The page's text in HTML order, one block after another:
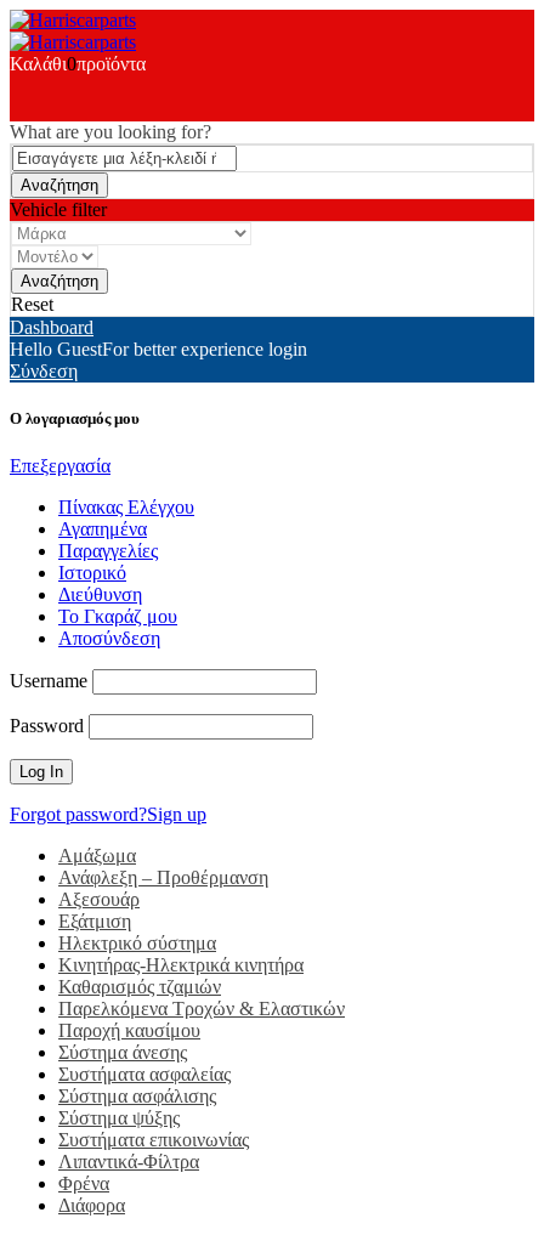
Καλάθι0προϊόντα
What are you looking for?
Vehicle filter
Reset
Dashboard
Hello GuestFor better experience login
Σύνδεση
Ο λογαριασμός μου
Επεξεργασία
Πίνακας Ελέγχου
Αγαπημένα
Παραγγελίες
Ιστορικό
Διεύθυνση
Το Γκαράζ μου
Αποσύνδεση
Username
Password
Forgot password?Sign up
Αμάξωμα
Ανάφλεξη – Προθέρμανση
Αξεσουάρ
Εξάτμιση
Ηλεκτρικό σύστημα
Κινητήρας-Ηλεκτρικά κινητήρα
Καθαρισμός τζαμιών
Παρελκόμενα Τροχών & Ελαστικών
Παροχή καυσίμου
Σύστημα άνεσης
Συστήματα ασφαλείας
Σύστημα ασφάλισης
Σύστημα ψύξης
Συστήματα επικοινωνίας
Λιπαντικά-Φίλτρα
Φρένα
Διάφορα